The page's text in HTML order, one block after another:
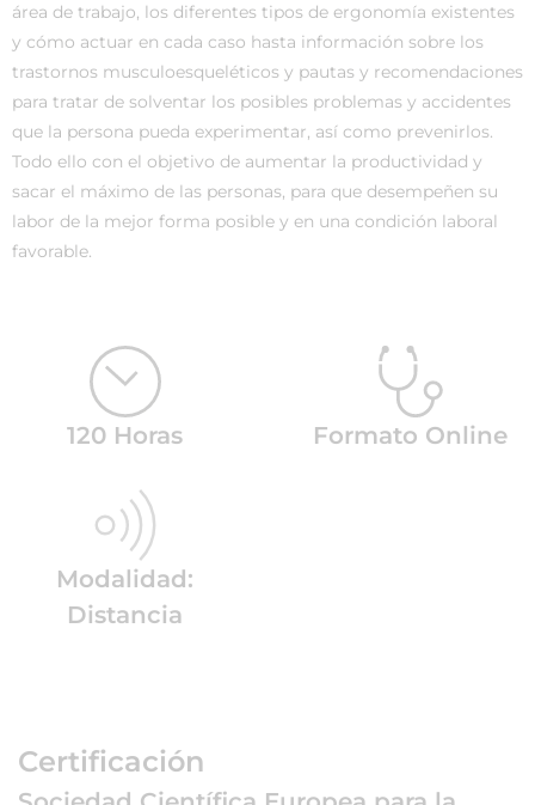
área de trabajo, los diferentes tipos de ergonomía existentes
y cómo actuar en cada caso hasta información sobre los
trastornos musculoesqueléticos y pautas y recomendaciones
para tratar de solventar los posibles problemas y accidentes
que la persona pueda experimentar, así como prevenirlos.
Todo ello con el objetivo de aumentar la productividad y
sacar el máximo de las personas, para que desempeñen su
labor de la mejor forma posible y en una condición laboral
favorable.
120 Horas Formato Online
Modalidad:
Distancia
Certificación